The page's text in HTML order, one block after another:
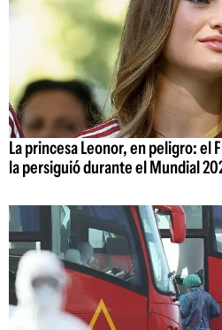
La princesa Leonor, en peligro: el
la persiguió durante el Mundial